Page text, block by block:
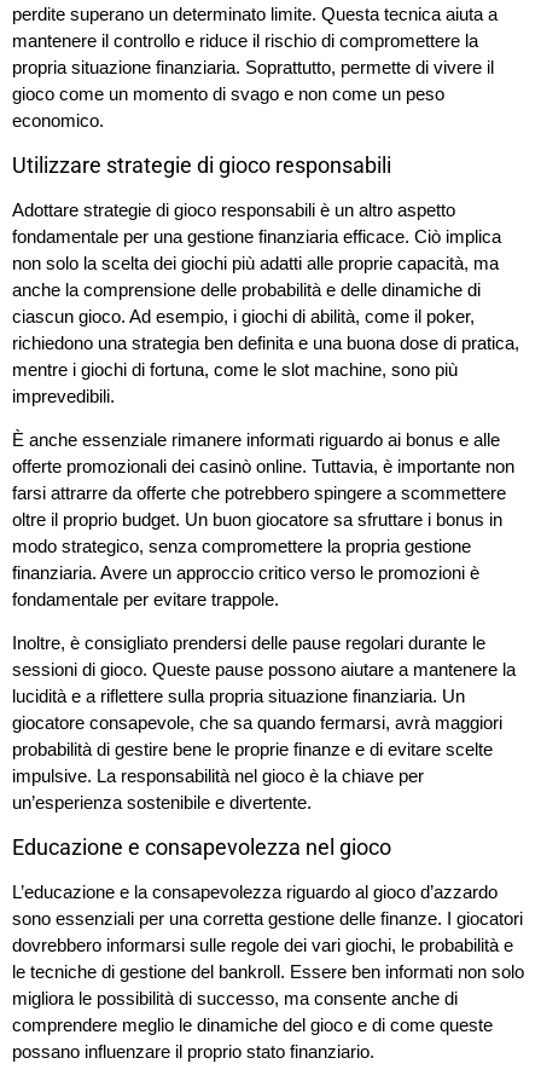
perdite superano un determinato limite. Questa tecnica aiuta a
mantenere il controllo e riduce il rischio di compromettere la
propria situazione finanziaria. Soprattutto, permette di vivere il
gioco come un momento di svago e non come un peso
economico.
Utilizzare strategie di gioco responsabili
Adottare strategie di gioco responsabili è un altro aspetto
fondamentale per una gestione finanziaria efficace. Ciò implica
non solo la scelta dei giochi più adatti alle proprie capacità, ma
anche la comprensione delle probabilità e delle dinamiche di
ciascun gioco. Ad esempio, i giochi di abilità, come il poker,
richiedono una strategia ben definita e una buona dose di pratica,
mentre i giochi di fortuna, come le slot machine, sono più
imprevedibili.
È anche essenziale rimanere informati riguardo ai bonus e alle
offerte promozionali dei casinò online. Tuttavia, è importante non
farsi attrarre da offerte che potrebbero spingere a scommettere
oltre il proprio budget. Un buon giocatore sa sfruttare i bonus in
modo strategico, senza compromettere la propria gestione
finanziaria. Avere un approccio critico verso le promozioni è
fondamentale per evitare trappole.
Inoltre, è consigliato prendersi delle pause regolari durante le
sessioni di gioco. Queste pause possono aiutare a mantenere la
lucidità e a riflettere sulla propria situazione finanziaria. Un
giocatore consapevole, che sa quando fermarsi, avrà maggiori
probabilità di gestire bene le proprie finanze e di evitare scelte
impulsive. La responsabilità nel gioco è la chiave per
un’esperienza sostenibile e divertente.
Educazione e consapevolezza nel gioco
L’educazione e la consapevolezza riguardo al gioco d’azzardo
sono essenziali per una corretta gestione delle finanze. I giocatori
dovrebbero informarsi sulle regole dei vari giochi, le probabilità e
le tecniche di gestione del bankroll. Essere ben informati non solo
migliora le possibilità di successo, ma consente anche di
comprendere meglio le dinamiche del gioco e di come queste
possano influenzare il proprio stato finanziario.